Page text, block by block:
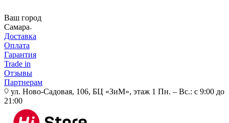
Ваш город
Самара
Доставка
Оплата
Гарантия
Trade in
Отзывы
Партнерам
ул. Ново-Садовая, 106, БЦ «ЗиМ», этаж 1 Пн. – Вс.: с 9:00 до
21:00